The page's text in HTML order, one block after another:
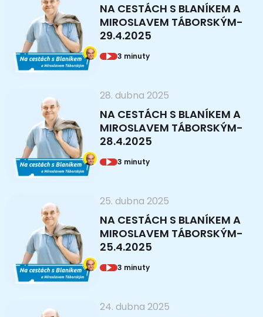
NA CESTÁCH S BLANÍKEM A
MIROSLAVEM TÁBORSKÝM-
29.4.2025
3 minuty
28. dubna 2025
NA CESTÁCH S BLANÍKEM A
MIROSLAVEM TÁBORSKÝM-
28.4.2025
3 minuty
25. dubna 2025
NA CESTÁCH S BLANÍKEM A
MIROSLAVEM TÁBORSKÝM-
25.4.2025
3 minuty
24. dubna 2025